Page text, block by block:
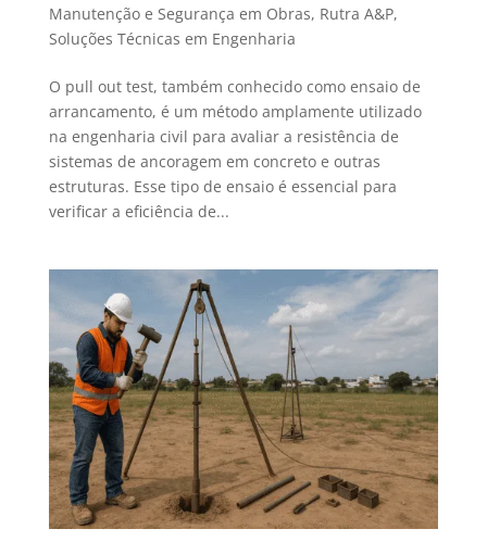
Manutenção e Segurança em Obras, Rutra A&P,
Soluções Técnicas em Engenharia
O pull out test, também conhecido como ensaio de
arrancamento, é um método amplamente utilizado
na engenharia civil para avaliar a resistência de
sistemas de ancoragem em concreto e outras
estruturas. Esse tipo de ensaio é essencial para
verificar a eficiência de...